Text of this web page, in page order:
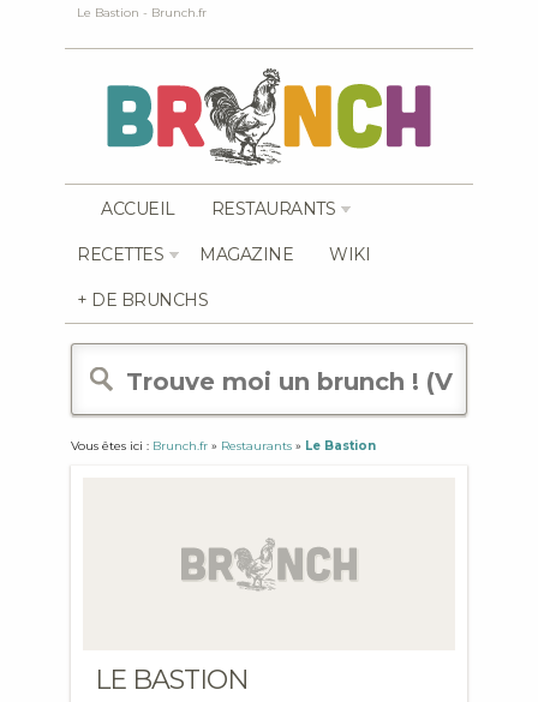
Le Bastion - Brunch.fr
ACCUEIL RESTAURANTS
RECETTES MAGAZINE WIKI
+ DE BRUNCHS
Vous êtes ici : Brunch.fr » Restaurants » Le Bastion
LE BASTION